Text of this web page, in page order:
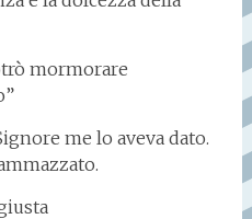
mormorare
me lo aveva dato.